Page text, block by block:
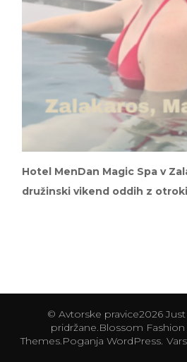
Hotel MenDan Magic Spa v
družinski vikend oddih z otroki
© Avtorske pravice2026
pridržane.Blossom Fashion
Themes.Poganja WordPress.